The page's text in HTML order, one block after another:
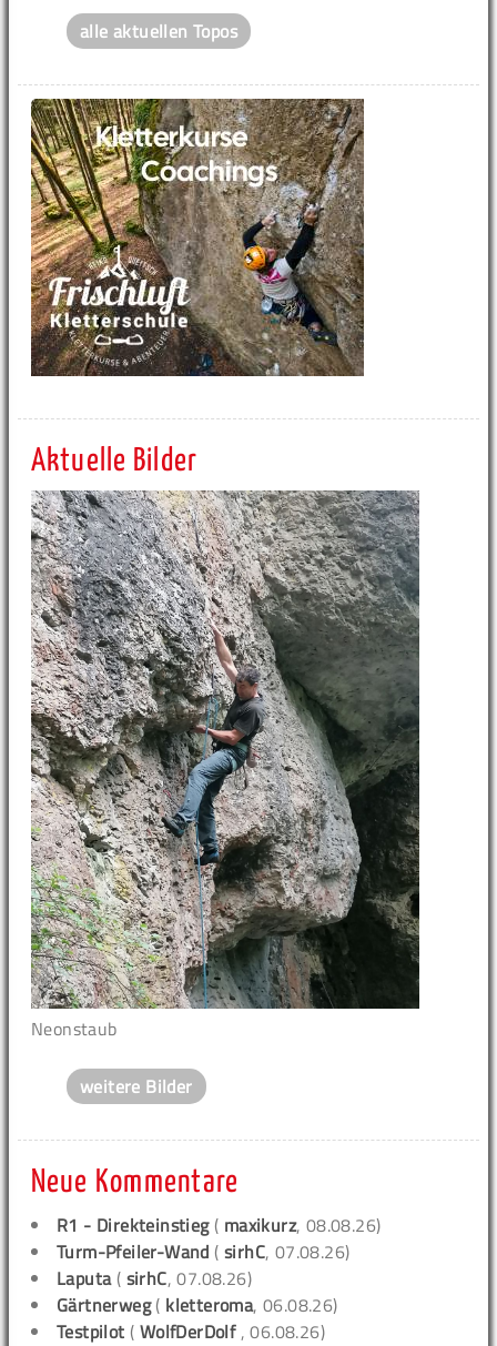
alle aktuellen Topos
Aktuelle Bilder
Neonstaub
weitere Bilder
Neue Kommentare
R1 - Direkteinstieg( maxikurz, 08.08.26)
Turm-Pfeiler-Wand (sirhC, 07.08.26)
Laputa( sirhC, 07.08.26)
Gärtnerweg( kletteroma, 06.08.26)
Testpilot ( WolfDerDolf , 06.08.26)